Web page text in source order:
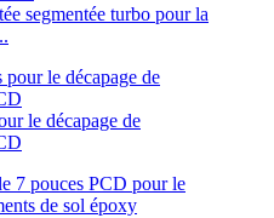
segmentée turbo pour la
le décapage de